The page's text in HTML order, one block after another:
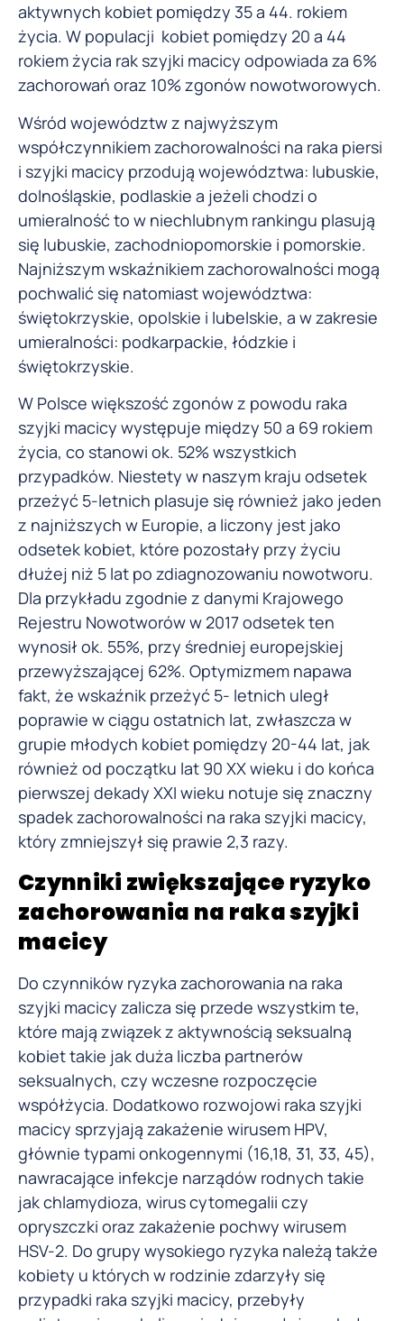
aktywnych kobiet pomiędzy 35 a 44. rokiem
życia. W populacji kobiet pomiędzy 20 a 44
rokiem życia rak szyjki macicy odpowiada za 6%
zachorowań oraz 10% zgonów nowotworowych.
Wśród województw z najwyższym
współczynnikiem zachorowalności na raka piersi
i szyjki macicy przodują województwa: lubuskie,
dolnośląskie, podlaskie a jeżeli chodzi o
umieralność to w niechlubnym rankingu plasują
się lubuskie, zachodniopomorskie i pomorskie.
Najniższym wskaźnikiem zachorowalności mogą
pochwalić się natomiast województwa:
świętokrzyskie, opolskie i lubelskie, a w zakresie
umieralności: podkarpackie, łódzkie i
świętokrzyskie.
W Polsce większość zgonów z powodu raka
szyjki macicy występuje między 50 a 69 rokiem
życia, co stanowi ok. 52% wszystkich
przypadków. Niestety w naszym kraju odsetek
przeżyć 5-letnich plasuje się również jako jeden
z najniższych w Europie, a liczony jest jako
odsetek kobiet, które pozostały przy życiu
dłużej niż 5 lat po zdiagnozowaniu nowotworu.
Dla przykładu zgodnie z danymi Krajowego
Rejestru Nowotworów w 2017 odsetek ten
wynosił ok. 55%, przy średniej europejskiej
przewyższającej 62%. Optymizmem napawa
fakt, że wskaźnik przeżyć 5- letnich uległ
poprawie w ciągu ostatnich lat, zwłaszcza w
grupie młodych kobiet pomiędzy 20-44 lat, jak
również od początku lat 90 XX wieku i do końca
pierwszej dekady XXI wieku notuje się znaczny
spadek zachorowalności na raka szyjki macicy,
który zmniejszył się prawie 2,3 razy.
Czynniki zwiększające ryzyko
zachorowania na raka szyjki
macicy
Do czynników ryzyka zachorowania na raka
szyjki macicy zalicza się przede wszystkim te,
które mają związek z aktywnością seksualną
kobiet takie jak duża liczba partnerów
seksualnych, czy wczesne rozpoczęcie
współżycia. Dodatkowo rozwojowi raka szyjki
macicy sprzyjają zakażenie wirusem HPV,
głównie typami onkogennymi (16,18, 31, 33, 45),
nawracające infekcje narządów rodnych takie
jak chlamydioza, wirus cytomegalii czy
opryszczki oraz zakażenie pochwy wirusem
HSV-2. Do grupy wysokiego ryzyka należą także
kobiety u których w rodzinie zdarzyły się
przypadki raka szyjki macicy, przebyły